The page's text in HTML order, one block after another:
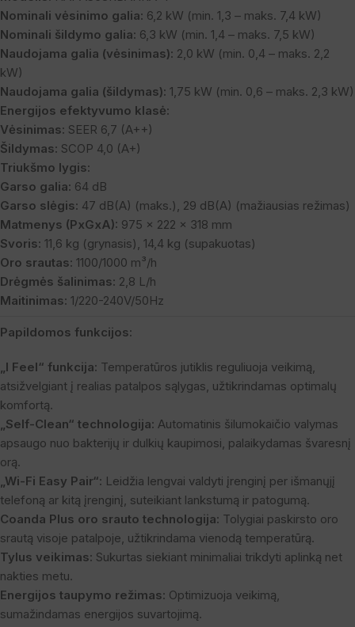
Nominali vėsinimo galia: 6,2 kW (min. 1,3 – maks. 7,4 kW)
Nominali šildymo galia: 6,3 kW (min. 1,4 – maks. 7,5 kW)
Naudojama galia (vėsinimas): 2,0 kW (min. 0,4 – maks. 2,2
kW)
Naudojama galia (šildymas): 1,75 kW (min. 0,6 – maks. 2,3 kW)
Energijos efektyvumo klasė:
Vėsinimas: SEER 6,7 (A++)
Šildymas: SCOP 4,0 (A+)
Triukšmo lygis:
Garso galia: 64 dB
Garso slėgis: 47 dB(A) (maks.), 29 dB(A) (mažiausias režimas)
Matmenys (PxGxA): 975 x 222 x 318 mm
Svoris: 11,6 kg (grynasis), 14,4 kg (supakuotas)
Oro srautas: 1100/1000 m³/h
Drėgmės šalinimas: 2,8 L/h
Maitinimas: 1/220-240V/50Hz
Papildomos funkcijos:
„I Feel“ funkcija: Temperatūros jutiklis reguliuoja veikimą,
atsižvelgiant į realias patalpos sąlygas, užtikrindamas optimalų
komfortą.
„Self-Clean“ technologija: Automatinis šilumokaičio valymas
apsaugo nuo bakterijų ir dulkių kaupimosi, palaikydamas švaresnį
orą.
„Wi-Fi Easy Pair“: Leidžia lengvai valdyti įrenginį per išmanųjį
telefoną ar kitą įrenginį, suteikiant lankstumą ir patogumą.
Coanda Plus oro srauto technologija: Tolygiai paskirsto oro
srautą visoje patalpoje, užtikrindama vienodą temperatūrą.
Tylus veikimas: Sukurtas siekiant minimaliai trikdyti aplinką net
nakties metu.
Energijos taupymo režimas: Optimizuoja veikimą,
sumažindamas energijos suvartojimą.